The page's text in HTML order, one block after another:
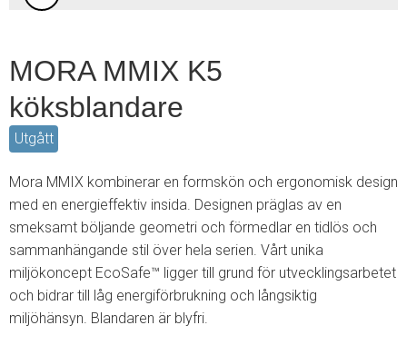
MORA MMIX K5
köksblandare
Utgått
Mora MMIX kombinerar en formskön och ergonomisk design
med en energieffektiv insida. Designen präglas av en
smeksamt böljande geometri och förmedlar en tidlös och
sammanhängande stil över hela serien. Vårt unika
miljökoncept EcoSafe™ ligger till grund för utvecklingsarbetet
och bidrar till låg energiförbrukning och långsiktig
miljöhänsyn. Blandaren är blyfri.